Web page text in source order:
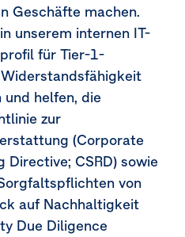
Geschäfte machen.
unserem internen IT-
für Tier-1-
helfen, die
zur
(Corporate
CSRD) sowie
von
auf Nachhaltigkeit
Due Diligence